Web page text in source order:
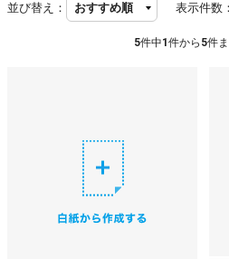
並び替え： 表示件数：
5件中1 件から 5件